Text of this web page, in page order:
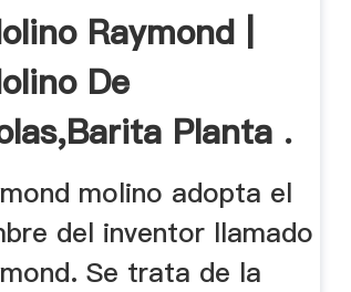
Raymond |
De
Planta .
molino adopta el
del inventor llamado
Se trata de la